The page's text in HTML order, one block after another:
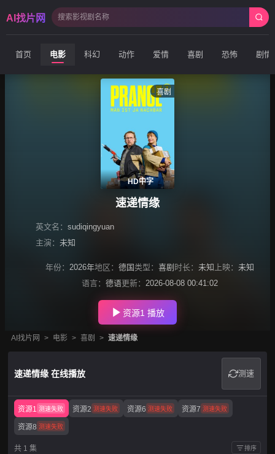
AI找片网
首页 电影 科幻 动作 爱情 喜剧 恐怖 剧情
喜剧
HD中字
速递情缘
英文名： sudiqingyuan
主演： 未知
年份： 2026年地区： 德国 类型： 喜剧 时长： 未知 上映： 未知
语言： 德语更新： 2026-08-08 00:41:02
资源1 播放
AI找片网 > 电影 > 喜剧 > 速递情缘
速递情缘 在线播放 测速
资源1 测速失败 资源2 测速失败 资源6 测速失败 资源7 测速失败
资源8 测速失败
共 1 集 排序